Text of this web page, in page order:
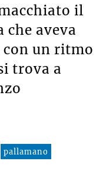
il
che aveva
un ritmo
trova a
pallamano